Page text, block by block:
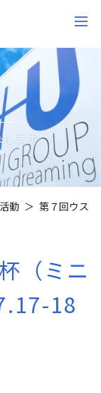
します
動
第７回ウス
（ミニ
18